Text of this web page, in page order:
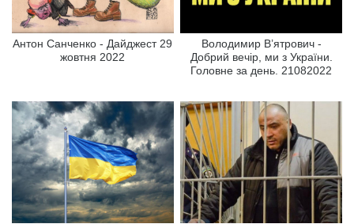
Антон Санченко - Дайджест 29
жовтня 2022
Володимир В’ятрович -
Добрий вечір, ми з України.
Головне за день. 21082022